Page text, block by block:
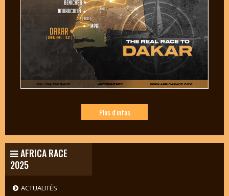
Plus d'infos
AFRICA RACE
2025
ACTUALITÉS